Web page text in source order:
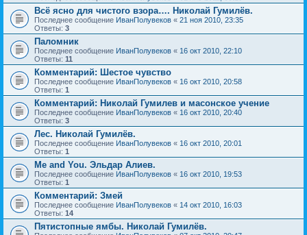
Всё ясно для чистого взора…. Николай Гумилёв.
Последнее сообщение ИванПолувеков « 21 ноя 2010, 23:35
Ответы: 3
Паломник
Последнее сообщение ИванПолувеков « 16 окт 2010, 22:10
Ответы: 11
Комментарий: Шестое чувство
Последнее сообщение ИванПолувеков « 16 окт 2010, 20:58
Ответы: 1
Комментарий: Николай Гумилев и масонское учение
Последнее сообщение ИванПолувеков « 16 окт 2010, 20:40
Ответы: 3
Лес. Николай Гумилёв.
Последнее сообщение ИванПолувеков « 16 окт 2010, 20:01
Ответы: 1
Me and You. Эльдар Алиев.
Последнее сообщение ИванПолувеков « 16 окт 2010, 19:53
Ответы: 1
Комментарий: Змей
Последнее сообщение ИванПолувеков « 14 окт 2010, 16:03
Ответы: 14
Пятистопные ямбы. Николай Гумилёв.